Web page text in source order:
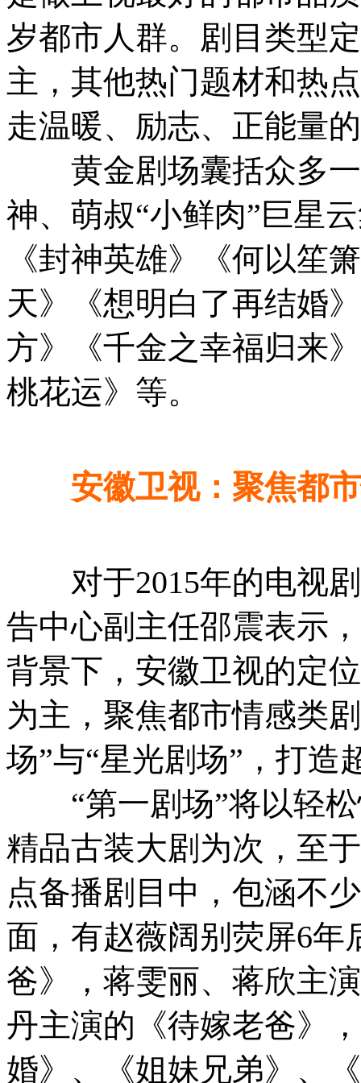
岁都市人群。剧目类型
主，其他热门题材和热
走温暖、励志、正能量
黄金剧场囊括众多一
神、萌叔“小鲜肉”巨星
《封神英雄》《何以笙
天》《想明白了再结婚
方》《千金之幸福归来
桃花运》等。
安徽卫视：聚焦都
对于2015年的电视剧
告中心副主任邵震表示
背景下，安徽卫视的定
为主，聚焦都市情感类
场”与“星光剧场”，打造
“第一剧场”将以轻松
精品古装大剧为次，至
点备播剧目中，包涵不
面，有赵薇阔别荧屏6年
爸》，蒋雯丽、蒋欣主
丹主演的《待嫁老爸》
婚》、《姐妹兄弟》、